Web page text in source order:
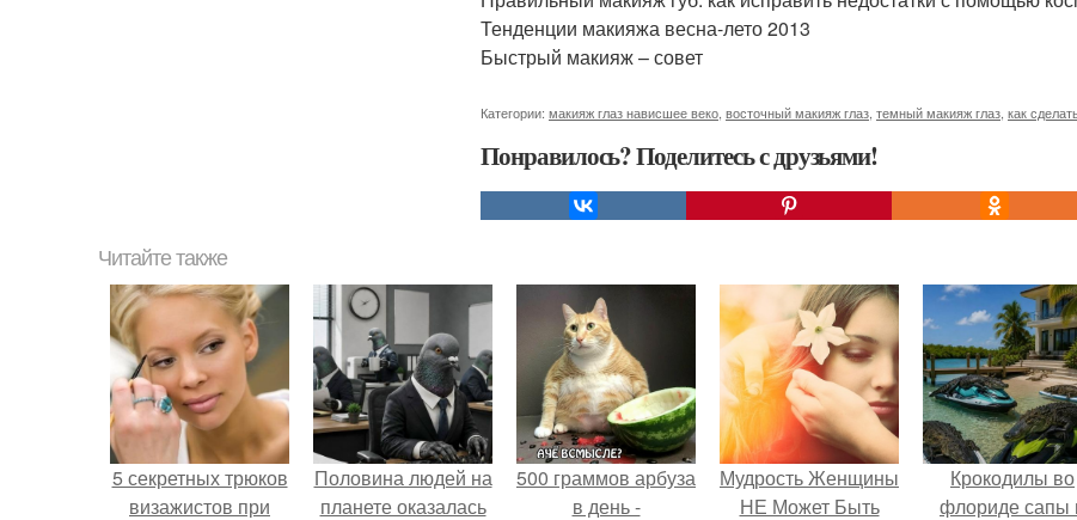
Тенденции макияжа весна-лето 2013
Быстрый макияж – совет
Категории: макияж глаз нависшее веко восточный макияж глаз темный макияж глаз как
Понравилось? Поделитесь с друзьями!
Читайте также
5 секретных трюков
визажистов при
Половина людей на
планете оказалась
500 граммов арбуза
в день -
Мудрость Женщины
НЕ Может Быть
Крокодилы во
флориде сапы